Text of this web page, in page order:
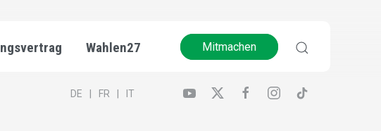
Wahlen27 Mitmachen
DE FR IT